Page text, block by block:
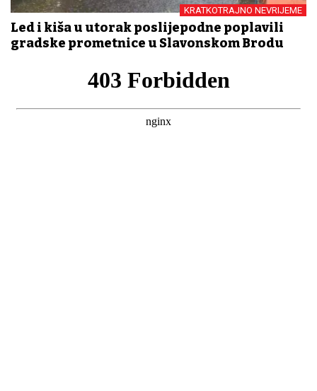
KRATKOTRAJNO NEVRIJEME
Led i kiša u utorak poslijepodne poplavili
gradske prometnice u Slavonskom Brodu